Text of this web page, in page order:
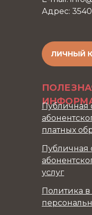
ЛИЧНЫЙ
Политика
Публичная
услуг
Публичная
платных
Адрес: